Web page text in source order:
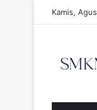
Kamis,